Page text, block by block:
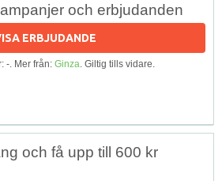
och erbjudanden
ERBJUDANDE
-. Mer från: Ginza. Giltig tills vidare.
och få upp till 600 kr